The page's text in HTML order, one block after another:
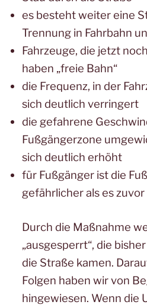
es besteht weiter eine
Trennung in Fahrbahn
Fahrzeuge, die jetzt
haben „freie Bahn“
die Frequenz, in der
sich deutlich verringert
die gefahrene
Fußgängerzone
sich deutlich erhöht
für Fußgänger ist die
gefährlicher als es
Durch die Maßnahme
„ausgesperrt“, die
die Straße kamen.
Folgen haben wir von
hingewiesen. Wenn die